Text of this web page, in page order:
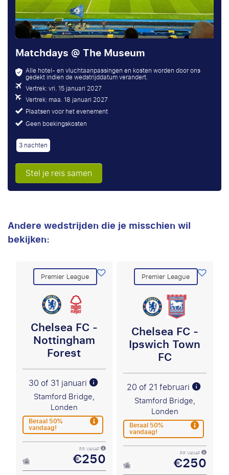
Matchdays @ The Museum
Alle hotel- en vluchtaanpassingen en kosten worden door ons
gedekt indien de wedstrijddatum verandert.
Vertrek: vri. 15 januari 2027
Vertrek: maa. 18 januari 2027
Plaatsen voor het evenement
Geen boekingskosten
3 nachten
Stel je reis samen
Andere wedstrijden die je misschien wil
bekijken:
Premier League
Chelsea FC -
Nottingham
Forest
30 of 31 januari
Stamford Bridge,
Londen
Betaal 50%
vandaag!
P.P. VANAF
€250
Premier League
Chelsea FC -
Ipswich Town
FC
20 of 21 februari
Stamford Bridge,
Londen
Betaal 50%
vandaag!
P.P. VANAF
€250